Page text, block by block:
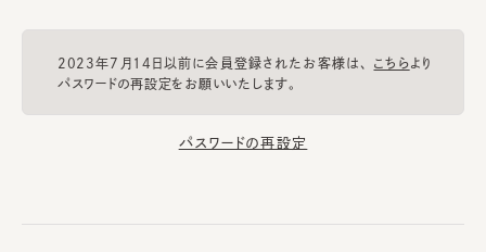
2023年7月14日以前に会員登録されたお客様は、 こちらより
パスワードの再設定をお願いいたします。
パスワードの再設定